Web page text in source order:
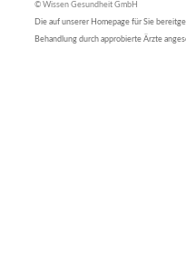
© Wissen Gesundheit GmbH
Die auf unserer Homepage für Sie
Behandlung durch approbierte Ärzte